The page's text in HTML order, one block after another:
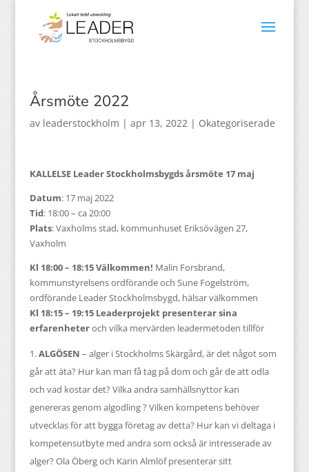
Årsmöte 2022
av leaderstockholm | apr 13, 2022| Okategoriserade
KALLELSE Leader Stockholmsbygds årsmöte 17 maj
Datum: 17 maj 2022
Tid: 18:00 – ca 20:00
Plats: Vaxholms stad, kommunhuset Eriksövägen 27,
Vaxholm
Kl 18:00 – 18:15 Välkommen! Malin Forsbrand,
kommunstyrelsens ordförande och Sune Fogelström,
ordförande Leader Stockholmsbygd, hälsar välkommen
Kl 18:15 – 19:15 Leaderprojekt presenterar sina
erfarenheteroch vilka mervärden leadermetoden tillför
ALGÖSEN – alger i Stockholms Skärgård, är det något som
går att äta? Hur kan man få tag på dom och går de att odla
och vad kostar det? Vilka andra samhällsnyttor kan
genereras genom algodling ? Vilken kompetens behöver
utvecklas för att bygga företag av detta? Hur kan vi deltaga i
kompetensutbyte med andra som också är intresserade av
alger? Ola Öberg och Karin Almlöf presenterar sitt